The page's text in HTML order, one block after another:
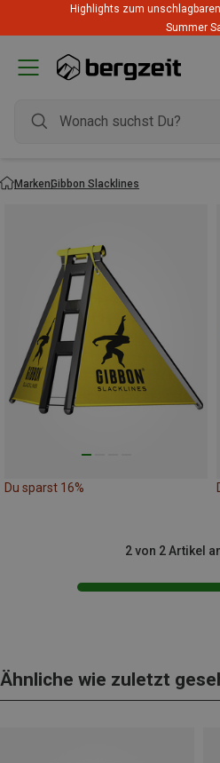
Highlights zum
Summer
MarkenGibbon Slacklines
Du sparst 16%
2 von 2 Artikel
Ähnliche wie zuletzt